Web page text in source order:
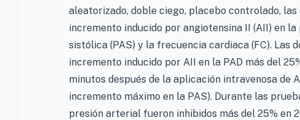
aleatorizado, doble ciego, placebo controlado,
incremento inducido por angiotensina II (AII) en
sistólica (PAS) y la frecuencia cardiaca (FC). Las
incremento inducido por AII en la PAD más del
minutos después de la aplicación intravenosa de
incremento máximo en la PAS). Durante las
presión arterial fueron inhibidos más del 25% en